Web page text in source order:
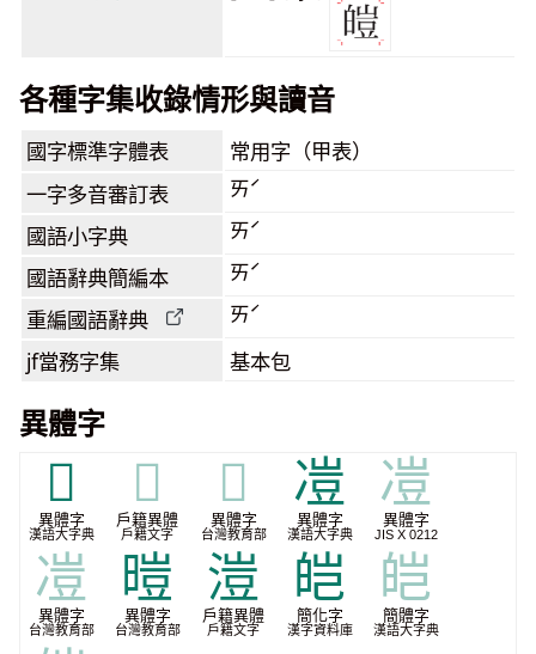
各種字集收錄情形與讀音
國字標準字體表 常用字（甲表）
一字多音審訂表 ㄞˊ
國語小字典 ㄞˊ
國語辭典簡編本 ㄞˊ
重編國語辭典 ㄞˊ
jf當務字集 基本包
異體字
𩄟
異體字
漢語大字典
𩄟
戶籍異體
戶籍文字
𩄟
異體字
台灣教育部
凒
異體字
漢語大字典
凒
異體字
JIS X 0212
凒
異體字
台灣教育部
暟
異體字
台灣教育部
溰
戶籍異體
戶籍文字
皑
簡化字
漢字資料庫
皑
簡體字
漢語大字典